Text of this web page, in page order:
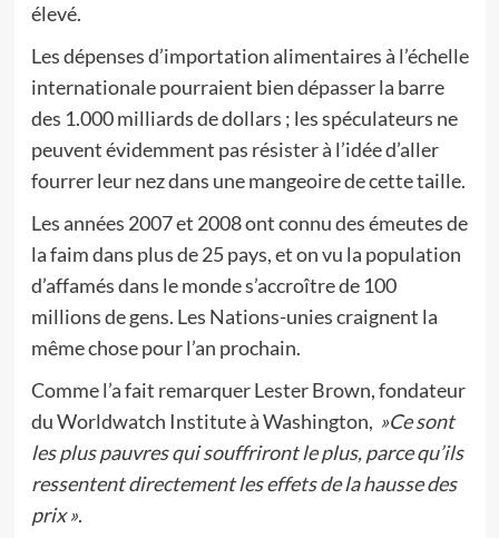
élevé.
Les dépenses d’importation alimentaires à l’échelle
internationale pourraient bien dépasser la barre
des 1.000 milliards de dollars ; les spéculateurs ne
peuvent évidemment pas résister à l’idée d’aller
fourrer leur nez dans une mangeoire de cette taille.
Les années 2007 et 2008 ont connu des émeutes de
la faim dans plus de 25 pays, et on vu la population
d’affamés dans le monde s’accroître de 100
millions de gens. Les Nations-unies craignent la
même chose pour l’an prochain.
Comme l’a fait remarquer Lester Brown, fondateur
du Worldwatch Institute à Washington, »Ce sont
les plus pauvres qui souffriront le plus, parce qu’ils
ressentent directement les effets de la hausse des
prix ».